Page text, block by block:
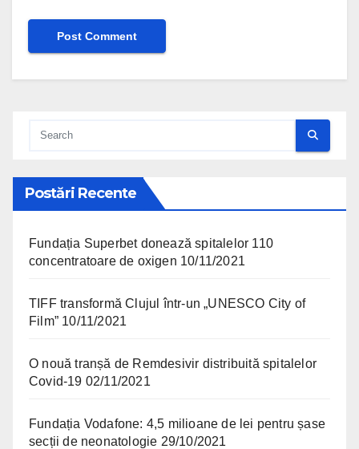
Postări Recente
Fundația Superbet donează spitalelor 110
concentratoare de oxigen 10/11/2021
TIFF transformă Clujul într-un „UNESCO City of
Film” 10/11/2021
O nouă tranșă de Remdesivir distribuită spitalelor
Covid-19 02/11/2021
Fundația Vodafone: 4,5 milioane de lei pentru șase
secții de neonatologie 29/10/2021